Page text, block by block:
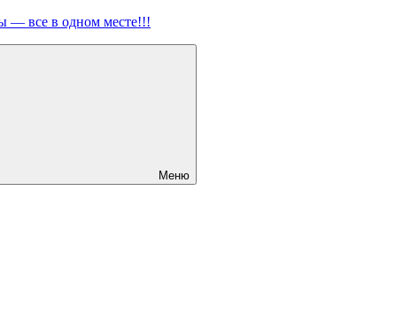
— все в одном месте!!!
Меню